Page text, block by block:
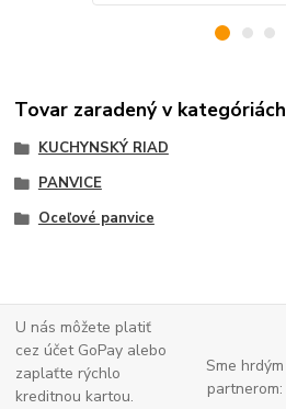
Tovar zaradený v kategóriách
KUCHYNSKÝ RIAD
PANVICE
Oceľové panvice
U nás môžete platiť
cez účet GoPay alebo
zaplaťte rýchlo
kreditnou kartou.
Sme hrdým
partnerom: